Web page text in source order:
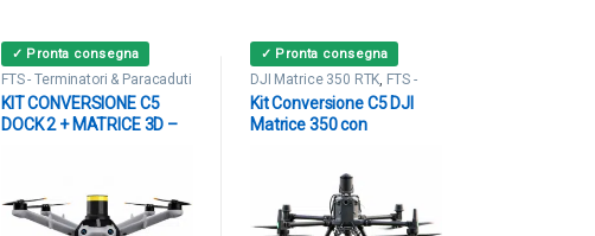
✓ Pronta consegna
FTS - Terminatori & Paracaduti
KIT CONVERSIONE C5
DOCK 2 + MATRICE 3D –
✓ Pronta consegna
DJI Matrice 350 RTK FTS -
Terminatori & Paracaduti
Kit Conversione C5 DJI
Matrice 350 con